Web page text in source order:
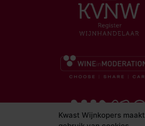
Kwast Wijnkopers maakt